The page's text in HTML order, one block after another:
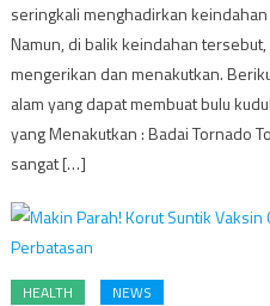
seringkali menghadirkan
Namun, di balik keindahan
mengerikan dan menakutkan.
alam yang dapat membuat bulu
yang Menakutkan : Badai Tornado
sangat […]
HEALTH NEWS